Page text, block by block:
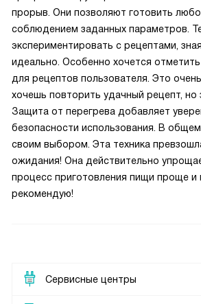
прорыв. Они позволяют готовить
соблюдением заданных параметров.
экспериментировать с рецептами,
идеально. Особенно хочется
для рецептов пользователя. Это
хочешь повторить удачный рецепт, но
Защита от перегрева добавляет
безопасности использования. В
своим выбором. Эта техника
ожидания! Она действительно
процесс приготовления пищи проще и
рекомендую!
Сервисные центры